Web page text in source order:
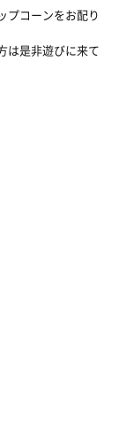
プコーンをお配り
は是非遊びに来て